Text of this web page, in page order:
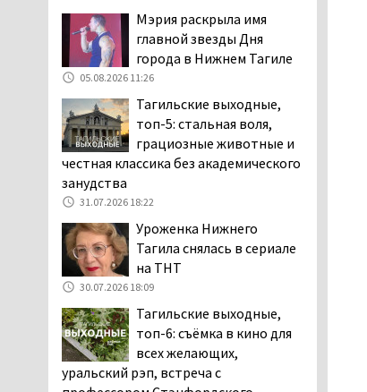
обзор из-за высокой травы у дороги
на перекрёстке улиц Серова и
Первомайской
Отлавливать собак в
Нижнем Тагиле будут
«дорожники»
04.08.2026 15:26
На фоне острой нехватки
Тагиле растёт
подростковая преступность
04.08.2026 14:58
выявленным нарушениям
при утилизации
строительного мусора
04.08.2026 13:45
Мэрия раскрыла имя
главной звезды Дня
города в Нижнем Тагиле
05.08.2026 11:26
Тагильские выходные,
топ-5: стальная воля,
грациозные животные и
честная классика без академического
занудства
31.07.2026 18:22
Уроженка Нижнего
Тагила снялась в сериале
на ТНТ
30.07.2026 18:09
Тагильские выходные,
топ-6: съёмка в кино для
всех желающих,
уральский рэп, встреча с